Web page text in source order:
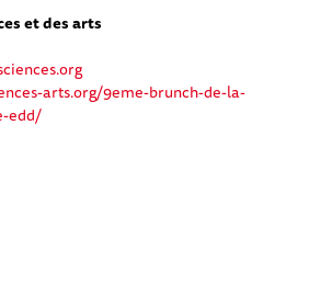
et des arts
arts.org/9eme-brunch-de-la-
edd/